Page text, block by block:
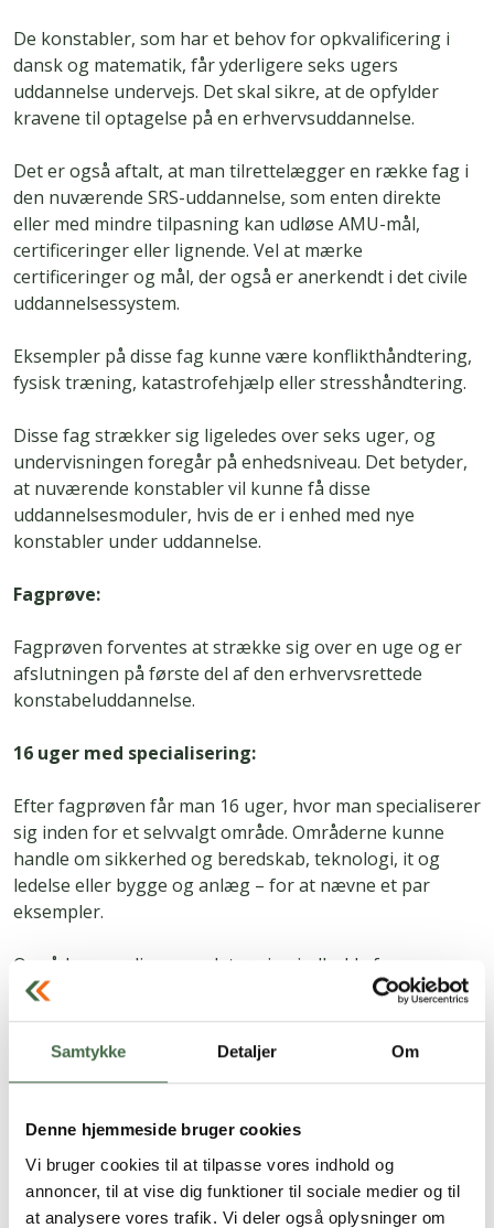
Samtykke Detaljer Om
Denne hjemmeside bruger cookies
Vi bruger cookies til at tilpasse vores indhold og
annoncer, til at vise dig funktioner til sociale medier og til
at analysere vores trafik. Vi deler også oplysninger om
De konstabler, som har et behov for opkvalificering i
dansk og matematik, får yderligere seks ugers
uddannelse undervejs. Det skal sikre, at de opfylder
kravene til optagelse på en erhvervsuddannelse.
Det er også aftalt, at man tilrettelægger en række fag i
den nuværende SRS-uddannelse, som enten direkte
eller med mindre tilpasning kan udløse AMU-mål,
certificeringer eller lignende. Vel at mærke
certificeringer og mål, der også er anerkendt i det civile
uddannelsessystem.
Eksempler på disse fag kunne være konflikthåndtering,
fysisk træning, katastrofehjælp eller stresshåndtering.
Disse fag strækker sig ligeledes over seks uger, og
undervisningen foregår på enhedsniveau. Det betyder,
at nuværende konstabler vil kunne få disse
uddannelsesmoduler, hvis de er i enhed med nye
konstabler under uddannelse.
Fagprøve:
Fagprøven forventes at strække sig over en uge og er
afslutningen på første del af den erhvervsrettede
konstabeluddannelse.
16 uger med specialisering:
Efter fagprøven får man 16 uger, hvor man specialiserer
sig inden for et selvvalgt område. Områderne kunne
handle om sikkerhed og beredskab, teknologi, it og
ledelse eller bygge og anlæg – for at nævne et par
eksempler.
Områderne er lige som det øvrige indhold af
uddannelsen ikke lagt helt fast endnu. Man vil dog med
valget af fag sikre, at de spiller sammen med de behov,
der er for beskæftigelse i samfundet, så man som
civile – hvis det er det, man ønsker.
Overordnet om uddannelsen:
Uddannelsen etableres og planlægges i samarbejde